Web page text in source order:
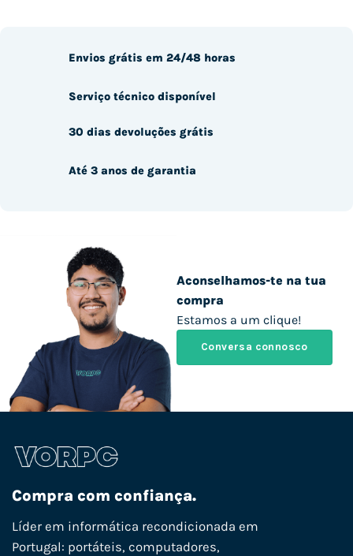
Aconselhamos-te na tua
compra
Estamos a um clique!
Conversa connosco
Envios grátis em 24/48 horas
Serviço técnico disponível
30 dias devoluções grátis
Até 3 anos de garantia
Compra com confiança.
Líder em informática recondicionada em
Portugal: portáteis, computadores,